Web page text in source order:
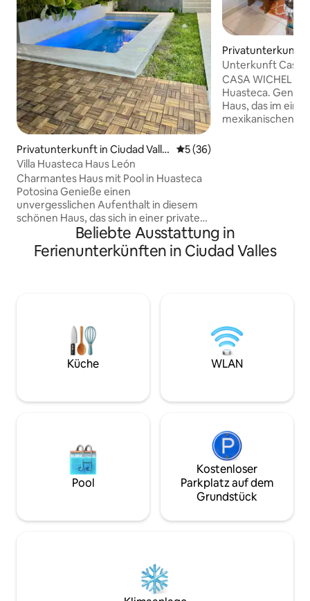
Privatunterkunft in Ciudad Valle
s
Durchschnittliche
5 (36)
Villa Huasteca Haus León
Charmantes Haus mit Pool in Huasteca
Potosina Genieße einen
unvergesslichen Aufenthalt in diesem
schönen Haus, das sich in einer privaten
und sicheren Unterteilung in Cd Valles,
SLP befindet! Jedes Zimmer verfügt
über ein eigenes Badezimmer und eine
Bequemlichkeit sind der Supermarkt,
OXXO, die Apotheke, die Tankstelle, die
Bushaltestelle und der Geldautomat nur
2 Minuten entfernt. Wir freuen uns auf
Privatunterkunft
alles
Unterkunft Casa
Wasserfälle und
CASA WICHEL –
Huasteca.
Haus, das im
mexikanischen
und ganz in der
Sorina, dem
und dem
Beliebte Ausstattung in
Ferienunterkünften in Ciudad Valles
Küche WLAN
Pool
Kostenloser
Parkplatz auf dem
Grundstück